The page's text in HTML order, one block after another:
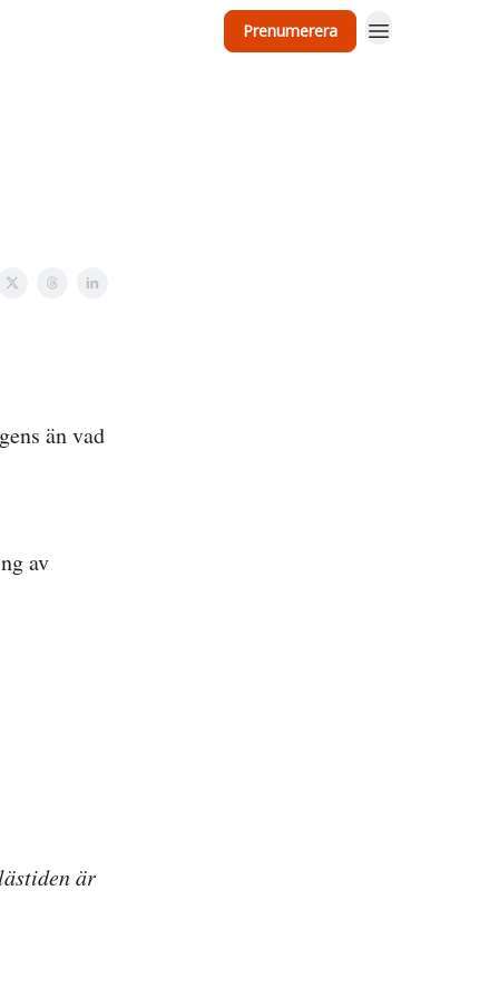
Prenumerera
än vad
av
är